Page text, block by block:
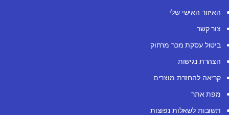
האיזור האישי שלי
צור קשר
ביטול עסקת מכר מרחוק
הצהרת נגישות
קריאה להחזרת מוצרים
מפת אתר
תשובות לשאלות נפוצות